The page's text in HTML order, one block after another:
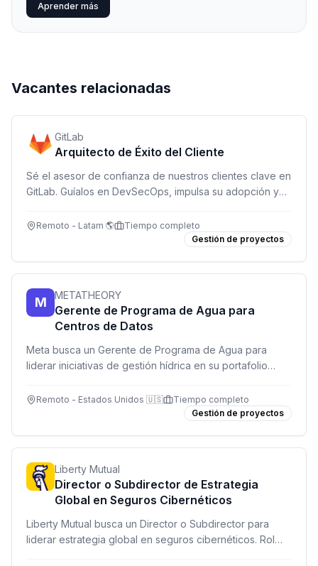
Aprender más
Vacantes relacionadas
GitLab
Arquitecto de Éxito del Cliente
Sé el asesor de confianza de nuestros clientes clave en
GitLab. Guíalos en DevSecOps, impulsa su adopción y
Latinoamérica.
Remoto - Latam 🌎
Tiempo completo
Gestión de proyectos
M METATHEORY
Gerente de Programa de Agua para
Centros de Datos
Meta busca un Gerente de Programa de Agua para
liderar iniciativas de gestión hídrica en su portafolio
internacional.
Remoto - Estados Unidos 🇺🇸
Tiempo completo
Gestión de proyectos
Liberty Mutual
Director o Subdirector de Estrategia
Global en Seguros Cibernéticos
Liberty Mutual busca un Director o Subdirector para
liderar estrategia global en seguros cibernéticos. Rol